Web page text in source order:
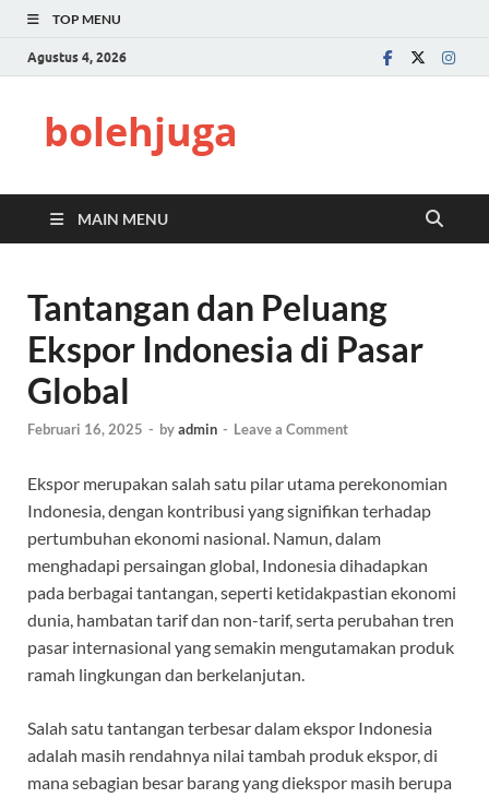
TOP MENU
Agustus 4, 2026
bolehjuga
MAIN MENU
Tantangan dan Peluang
Ekspor Indonesia di Pasar
Global
Februari 16, 2025 - byadmin - Leave a Comment
Ekspor merupakan salah satu pilar utama perekonomian
Indonesia, dengan kontribusi yang signifikan terhadap
pertumbuhan ekonomi nasional. Namun, dalam
menghadapi persaingan global, Indonesia dihadapkan
pada berbagai tantangan, seperti ketidakpastian ekonomi
dunia, hambatan tarif dan non-tarif, serta perubahan tren
pasar internasional yang semakin mengutamakan produk
ramah lingkungan dan berkelanjutan.
Salah satu tantangan terbesar dalam ekspor Indonesia
adalah masih rendahnya nilai tambah produk ekspor, di
mana sebagian besar barang yang diekspor masih berupa